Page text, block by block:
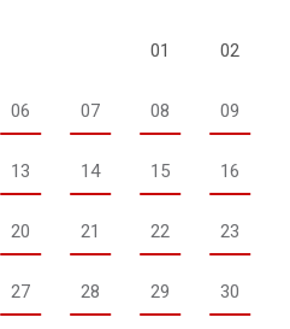
01 02
06 07 08 09
13 14 15 16
20 21 22 23
27 28 29 30